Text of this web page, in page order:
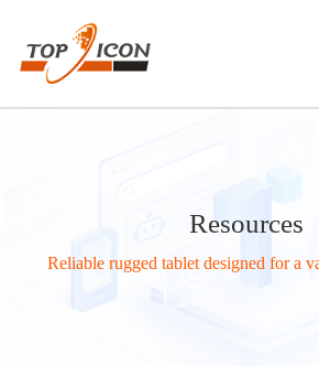
Resources
Reliable rugged tablet designed for a